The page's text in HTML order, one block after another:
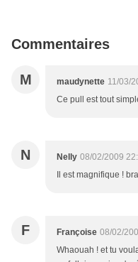
Commentaires
M maudynette 11/03/
Ce pull est tout
N Nelly 08/02/2009
Il est magnifique !
F Françoise 08/02/
Whaouah ! et tu